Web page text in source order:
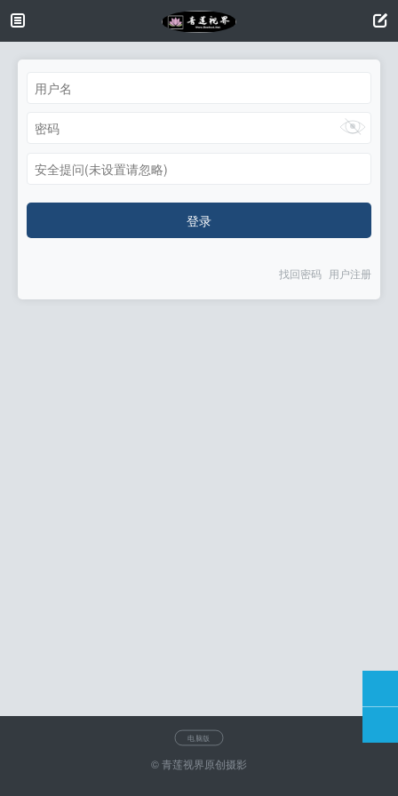
安全提问(未设置请忽略)
登录
找回密码 用户注册
电脑版
© 青莲视界原创摄影